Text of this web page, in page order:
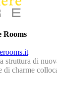
Rooms
struttura di
di charme